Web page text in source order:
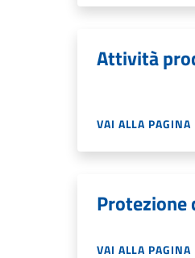
Attività
VAI ALLA PAGINA
Protezione
VAI ALLA PAGINA